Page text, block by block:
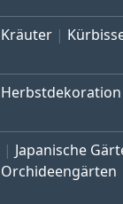
Kräuter
Herbstdekoration
Japanische
Orchideengärten